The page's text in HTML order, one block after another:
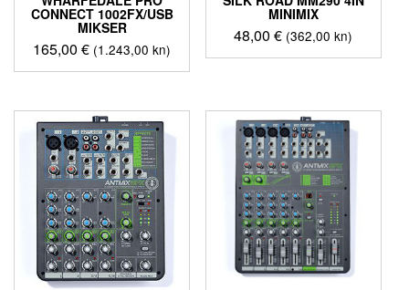
CONNECT 1002FX/USB
MIKSER
165,00€ (1.243,00 kn)
MINIMIX
48,00€ (362,00 kn)